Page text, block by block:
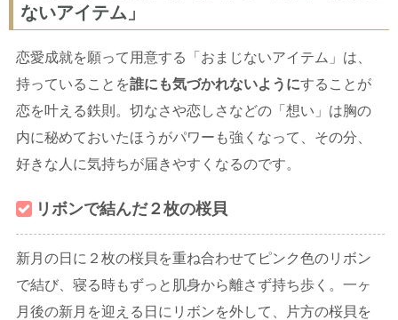
ないアイテム」
恋愛成就を願って用意する「おまじないアイテム」は、
持っていることを誰にも気づかれないようにすることが
恋を叶える鉄則。切なさや恋しさなどの「想い」は胸の
内に秘めておいたほうがパワーも強くなって、その分、
好きな人に気持ちが届きやすくなるのです。
リボンで結んだ２枚の桜貝
新月の日に２枚の桜貝を重ね合わせてピンク色のリボン
で結び、寝る時もずっと肌身から離さず持ち歩く。一ヶ
月後の新月を迎える日にリボンを外して、片方の桜貝を